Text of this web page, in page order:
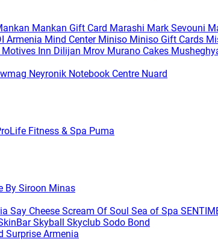
Mankan Gift Card Marashi Mark Sevouni
Armenia Mind Center Miniso Miniso Gift Cards
Motives Inn Dilijan Mrov Murano Cakes
Neyronik Notebook Centre Nuard
Fitness & Spa Puma
By Siroon Minas
Say Cheese Scream Of Soul Sea of Spa
Skyball Skyclub Sodo Bond
Surprise Armenia